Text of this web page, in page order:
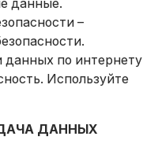
–
данных по интернету
Используйте
ДАННЫХ